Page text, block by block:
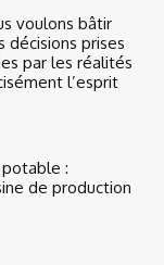
voulons bâtir
décisions prises
par les réalités
l’esprit
:
de production